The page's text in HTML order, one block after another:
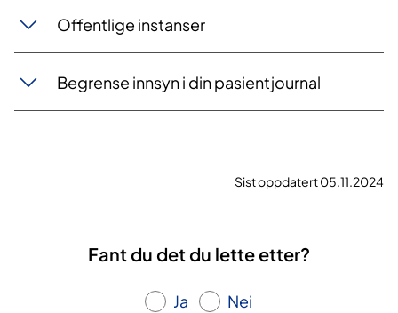
Offentlige instanser
Begrense innsyn i din pasientjournal
Sist oppdatert 05.11.2024
Fant du det du lette etter?
Ja Nei